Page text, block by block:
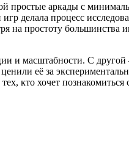
простые аркады с
делала процесс
на простоту
и масштабности. С
её за
кто хочет